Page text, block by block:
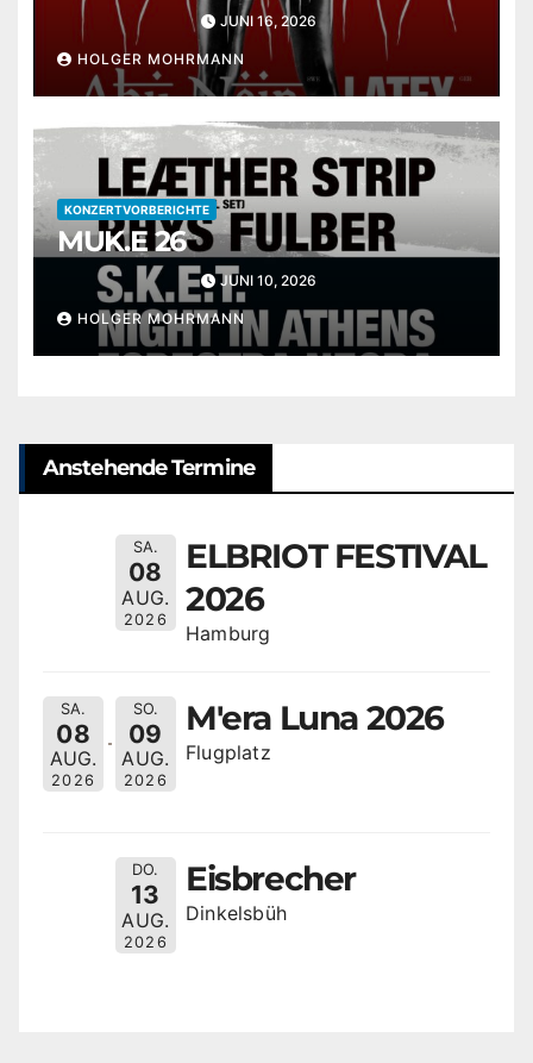
JUNI 16, 2026
HOLGER MOHRMANN
KONZERTVORBERICHTE
MUK.E 26
JUNI 10, 2026
HOLGER MOHRMANN
Anstehende Termine
SA.
08
AUG.
2026
ELBRIOT FESTIVAL
2026
Hamburg
SA.
08
AUG.
2026
SO.
09
AUG.
2026
M'era Luna 2026
Flugplatz
DO.
13
AUG.
2026
Eisbrecher
Dinkelsbüh